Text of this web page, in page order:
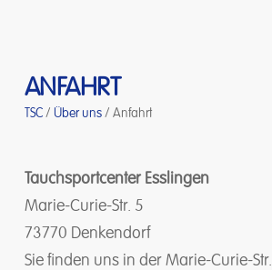
ANFAHRT
TSC/ Über uns/ Anfahrt
Tauchsportcenter Esslingen
Marie-Curie-Str. 5
73770 Denkendorf
Sie finden uns in der Marie-Curie-